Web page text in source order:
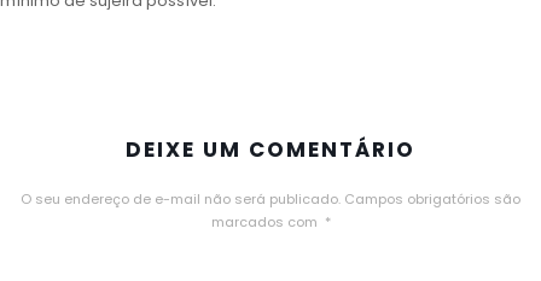
DEIXE UM COMENTÁRIO
O seu endereço de e-mail não será publicado. Campos obrigatórios são
marcados com *